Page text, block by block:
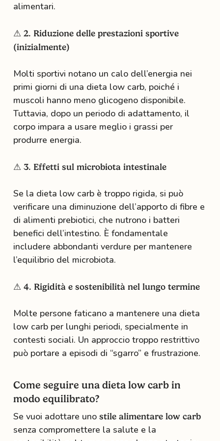
alimentari.
⚠ 2. Riduzione delle prestazioni sportive
(inizialmente)
Molti sportivi notano un calo dell’energia nei
primi giorni di una dieta low carb, poiché i
muscoli hanno meno glicogeno disponibile.
Tuttavia, dopo un periodo di adattamento, il
corpo impara a usare meglio i grassi per
produrre energia.
⚠ 3. Effetti sul microbiota intestinale
Se la dieta low carb è troppo rigida, si può
verificare una diminuzione dell’apporto di fibre e
di alimenti prebiotici, che nutrono i batteri
benefici dell’intestino. È fondamentale
includere abbondanti verdure per mantenere
l’equilibrio del microbiota.
⚠ 4. Rigidità e sostenibilità nel lungo termine
Molte persone faticano a mantenere una dieta
low carb per lunghi periodi, specialmente in
contesti sociali. Un approccio troppo restrittivo
può portare a episodi di “sgarro” e frustrazione.
Come seguire una dieta low carb in
modo equilibrato?
Se vuoi adottare uno stile alimentare low carb
senza compromettere la salute e la